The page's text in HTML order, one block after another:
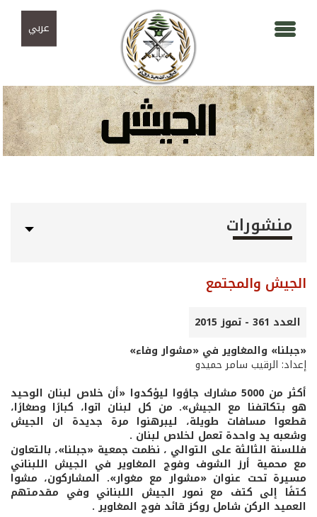
عربي
منشورات
الجيش والمجتمع
العدد 361 - تموز 2015
«جبلنا» والمغاوير في «مشوار وفاء»
إعداد: الرقيب سامر حميدو
أكثر من 5000 مشارك جاؤوا ليؤكدوا «أن خلاص لبنان الوحيد
هو بتكاتفنا مع الجيش». من كل لبنان اتوا، كبارًا وصغارًا،
قطعوا مسافات طويلة، ليبرهنوا مرة جديدة ان الجيش
وشعبه يد واحدة تعمل لخلاص لبنان .
فللسنة الثالثة على التوالي ، نظمت جمعية «جبلنا»، بالتعاون
مع محمية أرز الشوف وفوج المغاوير في الجيش اللبناني
مسيرة تحت عنوان «مشوار مع مغوار». المشاركون، مشوا
كتفًا إلى كتف مع نمور الجيش اللبناني وفي مقدمتهم
العميد الركن شامل روكز قائد فوج المغاوير .